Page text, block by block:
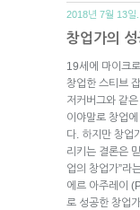
2018년 7월 13일.
창업가의 성
19세에 마이크
창업한 스티브
저커버그와 같
이야말로 창업
다. 하지만 창업
리키는 결론은
업의 창업가”라
에르 아주레이
로 성공한 창업